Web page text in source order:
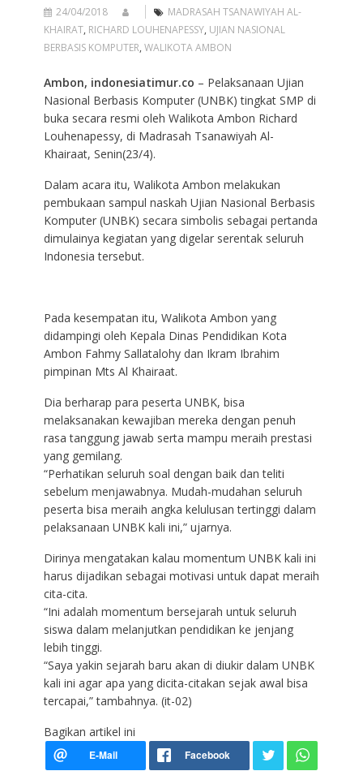
24/04/2018
MADRASAH TSANAWIYAH AL-
KHAIRAT, RICHARD LOUHENAPESSY, UJIAN NASIONAL
BERBASIS KOMPUTER, WALIKOTA AMBON
Ambon, indonesiatimur.co – Pelaksanaan Ujian
Nasional Berbasis Komputer (UNBK) tingkat SMP di
buka secara resmi oleh Walikota Ambon Richard
Louhenapessy, di Madrasah Tsanawiyah Al-
Khairaat, Senin(23/4).
Dalam acara itu, Walikota Ambon melakukan
pembukaan sampul naskah Ujian Nasional Berbasis
Komputer (UNBK) secara simbolis sebagai pertanda
dimulainya kegiatan yang digelar serentak seluruh
Indonesia tersebut.
Pada kesempatan itu, Walikota Ambon yang
didampingi oleh Kepala Dinas Pendidikan Kota
Ambon Fahmy Sallatalohy dan Ikram Ibrahim
pimpinan Mts Al Khairaat.
Dia berharap para peserta UNBK, bisa
melaksanakan kewajiban mereka dengan penuh
rasa tanggung jawab serta mampu meraih prestasi
yang gemilang.
“Perhatikan seluruh soal dengan baik dan teliti
sebelum menjawabnya. Mudah-mudahan seluruh
peserta bisa meraih angka kelulusan tertinggi dalam
pelaksanaan UNBK kali ini,” ujarnya.
Dirinya mengatakan kalau momentum UNBK kali ini
harus dijadikan sebagai motivasi untuk dapat meraih
cita-cita.
“Ini adalah momentum bersejarah untuk seluruh
siswa dalam melanjutkan pendidikan ke jenjang
lebih tinggi.
“Saya yakin sejarah baru akan di diukir dalam UNBK
kali ini agar apa yang dicita-citakan sejak awal bisa
tercapai,” tambahnya. (it-02)
Bagikan artikel ini